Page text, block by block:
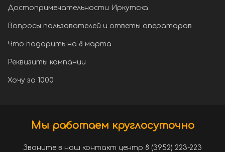
Достопримечательности Иркутска
Вопросы пользователей и ответы операторов
Что подарить на 8 марта
Реквизиты компании
Хочу за 1000
Мы работаем круглосуточно
Звоните в наш контакт центр 8 (3952) 223-223